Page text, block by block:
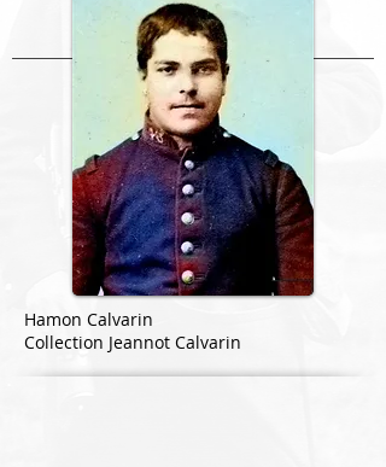
Journal Accueil
Publication journalière
Hamon Calvarin
Collection Jeannot Calvarin